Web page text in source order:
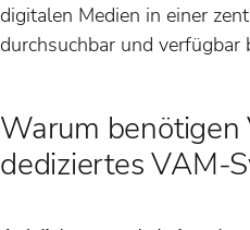
digitalen Medien in einer
durchsuchbar und verfügbar
Warum benötigen
dediziertes VAM-